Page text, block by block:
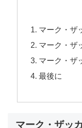
マーク・ザ
マーク・ザ
マーク・ザ
最後に
マーク・ザッ